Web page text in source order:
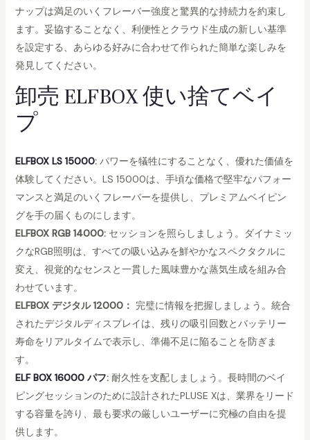
ナップは満足のいくフレーバー強度と驚異的な持続力を約束し
ます。妥協することなく、利便性とクラウド生成の新しい基準
を設定する、あらゆる好みに合わせて作られた簡単な楽しみを
発見してください。
卸売 ELFBOX 使い捨てベイ
プ
ELFBOX LS 15000:パワーを犠牲にすることなく、優れた価値を
体験してください。LS 15000は、手頃な価格で堅牢なパフォー
マンスと満足のいくフレーバーを提供し、プレミアムベイピン
グを手の届くものにします。
ELFBOX RGB 14000:セッションを照らしましょう。ダイナミッ
クなRGB照明は、すべての吸い込みを鮮やかなスペクタクルに
変え、視覚的なセンスと一貫した風味豊かな蒸気生成を組み合
わせています。
ELFBOX デジタル 12000： 完璧に情報を把握しましょう。統合
されたデジタルディスプレイは、残りの吸引回数とバッテリー
寿命をリアルタイムで表示し、準備不足に陥ることを防ぎま
す。
ELF BOX 16000 パフ:耐久性を支配しましょう。長時間のベイ
ピングセッションのために設計されたPLUSE Xは、業界をリード
する容量を誇り、最も要求の厳しいユーザーに究極の自由を提
供します。